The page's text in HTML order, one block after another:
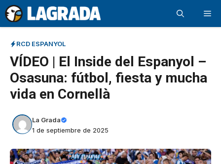
Saltar
al
contenido
RCD ESPANYOL
VÍDEO | El Inside del Espanyol –
Osasuna: fútbol, fiesta y mucha
vida en Cornellà
La Grada
1 de septiembre de 2025